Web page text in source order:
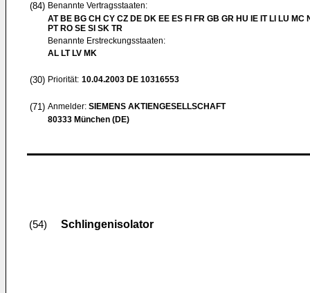
(84) Benannte Vertragsstaaten:
AT BE BG CH CY CZ DE DK EE ES FI FR GB GR HU IE IT LI LU MC
PT RO SE SI SK TR
Benannte Erstreckungsstaaten:
AL LT LV MK
(30) Priorität: 10.04.2003 DE 10316553
(71) Anmelder: SIEMENS AKTIENGESELLSCHAFT
80333 München (DE)
(54) Schlingenisolator